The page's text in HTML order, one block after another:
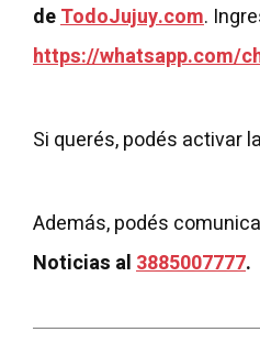
deTodoJujuy.com.
https://whatsapp.com/
Si querés, podés activar
Además, podés
Noticias al3885007777.